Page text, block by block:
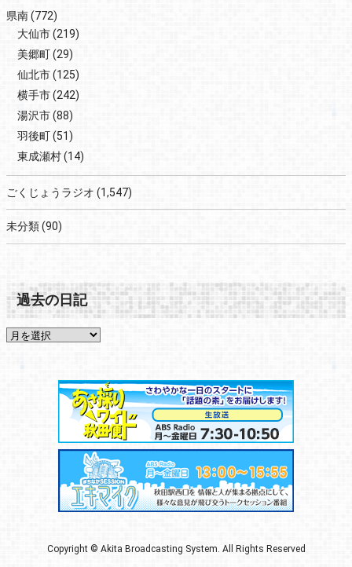
県南(772)
大仙市(219)
美郷町(29)
仙北市(125)
横手市(242)
湯沢市(88)
羽後町(51)
東成瀬村(14)
ごくじょうラジオ (1,547)
未分類(90)
過去の日記
Copyright © Akita Broadcasting System. All Rights Reserved